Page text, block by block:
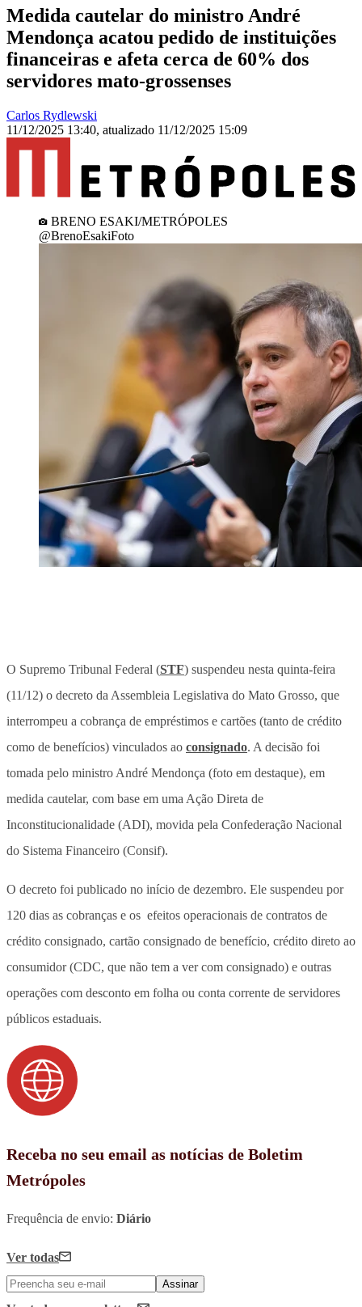
Medida cautelar do ministro André
Mendonça acatou pedido de instituições
financeiras e afeta cerca de 60% dos
servidores mato-grossenses
Carlos Rydlewski
11/12/2025 13:40, atualizado 11/12/2025 15:09
BRENO ESAKI/METRÓPOLES
@BrenoEsakiFoto
O Supremo Tribunal Federal (STF) suspendeu nesta quinta-feira
(11/12) o decreto da Assembleia Legislativa do Mato Grosso, que
interrompeu a cobrança de empréstimos e cartões (tanto de crédito
como de benefícios) vinculados ao consignado. A decisão foi
tomada pelo ministro André Mendonça (foto em destaque), em
medida cautelar, com base em uma Ação Direta de
Inconstitucionalidade (ADI), movida pela Confederação Nacional
do Sistema Financeiro (Consif).
O decreto foi publicado no início de dezembro. Ele suspendeu por
120 dias as cobranças e os efeitos operacionais de contratos de
crédito consignado, cartão consignado de benefício, crédito direto ao
consumidor (CDC, que não tem a ver com consignado) e outras
operações com desconto em folha ou conta corrente de servidores
públicos estaduais.
Receba no seu email as notícias de Boletim
Metrópoles
Frequência de envio: Diário
Ver todas
Assinar